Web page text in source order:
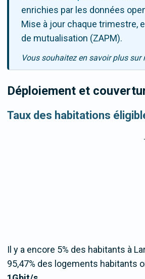
enrichies par les données
Mise à jour chaque trimestre,
de mutualisation (ZAPM).
Vous souhaitez en savoir plus sur
Déploiement et
Taux des habitations
Il y a encore 5% des habitants à
95,47% des logements habitants